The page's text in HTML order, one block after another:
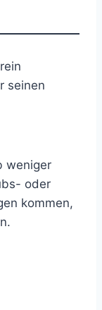
seinen
weniger
oder
kommen,